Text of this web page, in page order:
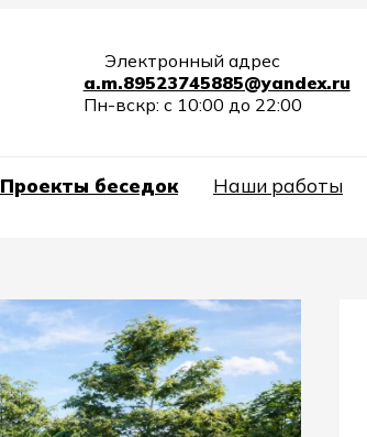
Электронный адрес
a.m.89523745885@yandex.ru
Пн-вскр: с 10:00 до 22:00
Проекты беседок Наши работы